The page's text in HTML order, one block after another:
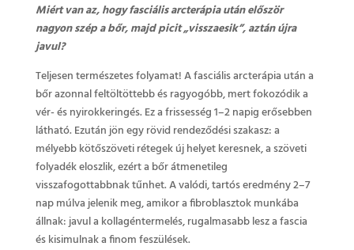
Miért van az, hogy fasciális arcterápia után először
nagyon szép a bőr, majd picit „visszaesik”, aztán újra
javul?
Teljesen természetes folyamat! A fasciális arcterápia után a
bőr azonnal feltöltöttebb és ragyogóbb, mert fokozódik a
vér- és nyirokkeringés. Ez a frissesség 1–2 napig erősebben
látható. Ezután jön egy rövid rendeződési szakasz: a
mélyebb kötőszöveti rétegek új helyet keresnek, a szöveti
folyadék eloszlik, ezért a bőr átmenetileg
visszafogottabbnak tűnhet. A valódi, tartós eredmény 2–7
nap múlva jelenik meg, amikor a fibroblasztok munkába
állnak: javul a kollagéntermelés, rugalmasabb lesz a fascia
és kisimulnak a finom feszülések.